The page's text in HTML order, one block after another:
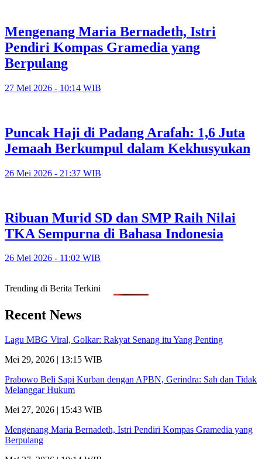
Mengenang Maria Bernadeth, Istri
Pendiri Kompas Gramedia yang
Berpulang
27 Mei 2026 - 10:14 WIB
Puncak Haji di Padang Arafah: 1,6 Juta
Jemaah Berkumpul dalam Kekhusyukan
26 Mei 2026 - 21:37 WIB
Ribuan Murid SD dan SMP Raih Nilai
TKA Sempurna di Bahasa Indonesia
26 Mei 2026 - 11:02 WIB
Trending di Berita Terkini
Recent News
Lagu MBG Viral, Golkar: Rakyat Senang itu Yang Penting
Mei 29, 2026 | 13:15 WIB
Prabowo Beli Sapi Kurban dengan APBN, Gerindra: Sah dan Tidak
Melanggar Hukum
Mei 27, 2026 | 15:43 WIB
Mengenang Maria Bernadeth, Istri Pendiri Kompas Gramedia yang
Berpulang